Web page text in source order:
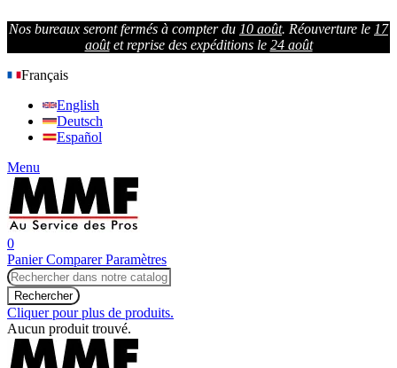
Nos bureaux seront fermés à compter du 10 août. Réouverture le 17
aoûtet reprise des expéditions le 24 août
Français
English
Deutsch
Español
Menu
0
Panier Comparer Paramètres
Rechercher
Cliquer pour plus de produits.
Aucun produit trouvé.